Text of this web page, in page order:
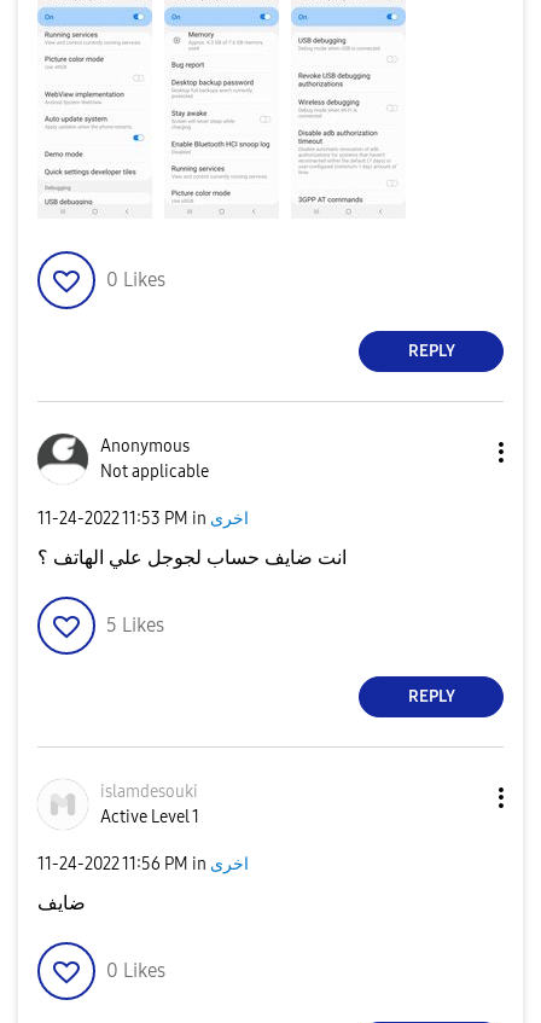
0 Likes
REPLY
Anonymous
Not applicable
‎11-24-202211:53 PM in اخرى
انت ضايف حساب لجوجل علي الهاتف ؟
5 Likes
REPLY
islamdesouki
Active Level 1
‎11-24-202211:56 PM in اخرى
ضايف
0 Likes